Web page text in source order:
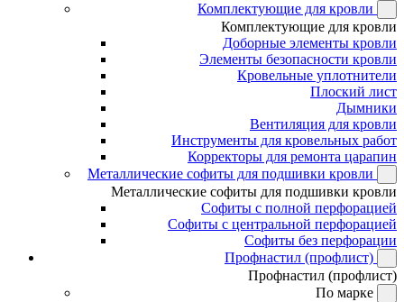
Комплектующие для кровли
Комплектующие для кровли
Доборные элементы кровли
Элементы безопасности кровли
Кровельные уплотнители
Плоский лист
Дымники
Вентиляция для кровли
Инструменты для кровельных работ
Корректоры для ремонта царапин
Металлические софиты для подшивки кровли
Металлические софиты для подшивки кровли
Софиты с полной перфорацией
Софиты с центральной перфорацией
Софиты без перфорации
Профнастил (профлист)
Профнастил (профлист)
По марке